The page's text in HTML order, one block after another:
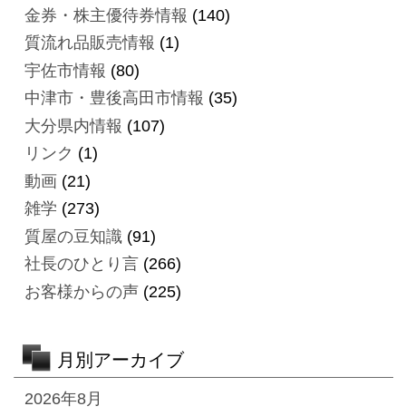
金券・株主優待券情報 (140)
質流れ品販売情報 (1)
宇佐市情報 (80)
中津市・豊後高田市情報 (35)
大分県内情報 (107)
リンク (1)
動画(21)
雑学 (273)
質屋の豆知識(91)
社長のひとり言(266)
お客様からの声(225)
月別アーカイブ
2026年8月